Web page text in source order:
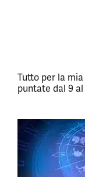
Tutto per la
puntate dal 9